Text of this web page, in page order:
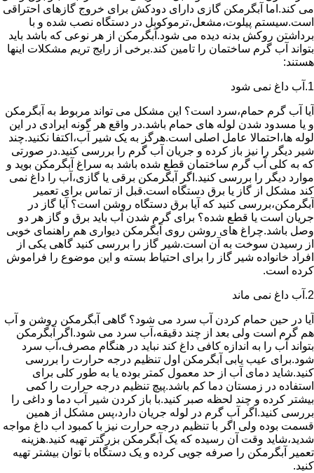
می کند.اما آبگرمکن گازی دارای دودکش برای خروج گازهای احتراقی
است.سیستم پیلوت،مشعل،ترموکوبل در دستگاه نصب شده و با
برداشتن روکش بدنه دیده می شود.آبگرمکن از هر نوعی که باشد باید
بتواند آب گرم ساختمان را تامین کند.برخی از رایج تریم مشکلات اینها
هستند:
1.آب داغ نمی شود
آیا آب گرم حمام،سرد است؟ این مشکل می تواند مربوط به آبگرمکن
و یا مسدود شدن لوله های حمام باشد.در واقع هر گونه ایرادی در این
لوله ها،احتمالا عامل اصلی است.هرگز به یک شیر آب،اکتفا نکنید.چند
شیر دیگر را نیز باز کرده و جریان آب گرم را بررسی کنید.در صورتی
که به کلی آب گرم ساختمان قطع شده باشد به سراغ آبگرمکن بوید و
موارد دیگر را بررسی کنید.اگر آبگرمکن برقی یا گازی،آب را داغ نمی
کند مشکل از گاز یا برق دستگاه است.قبل از تماس برای تعمیر
آبگرمکن،بررسی کنید که آیا برق دستگاه روشن است؟ آیا گاز در
جریان است یا قطع شده؟ برای گرم شدن آب باید برق و گاز هر دو
وصل باشد.چراغ های روشن روی آبگرمکن دیواری هم راهنمای خوبی
از رسیدن سوخت به آن است.شیر گاز را بررسی کنید گاهی یکی از
افراد خانواده شیر گاز را برای احتیاط بسته و این موضوع را فراموش
کرده است.
2.آب داغ نمی ماند
آیا در حین حمام کردن آب سرد می شود؟ گاهی آبگرمکن روشن و آب
هم گرم است ولی بعد از چند دقیقه،آب سرد می شود.اگر آبگرمکن
بتواند آب را به اندازه کافی داغ کند نباید در هنگام مصرف،آب سرد
شود.برای عیب یابی آبگرمکن اول تنظیم درجه حرارت را بررسی
کنید.شاید دمای آب از حد معمول کمتر بوده یا به طور کلی برای
استفاده در زمستان دما کم باشد.پیچ تنظیم درجه حرارت را کمی
بیشتر کرده و چند لحظه صبر کنید.با باز کردن شیر آب دما و داغی را
بررسی کنید.اگر آب گرم در لوله جریان دارد،پس مشکل از همین
قسمت بوده ولی اگر با تنظیم درجه حرارت نیز با کمبود اب داغ مواجه
شدید،شاید وقت آن رسیده که یک آبگرمکن بزرگتر تهیه کنید.هزینه
تعمیر آبگرمکن را صرفه جویی کرده و یک دستگاه با توان بیشتر تهیه
کنید.